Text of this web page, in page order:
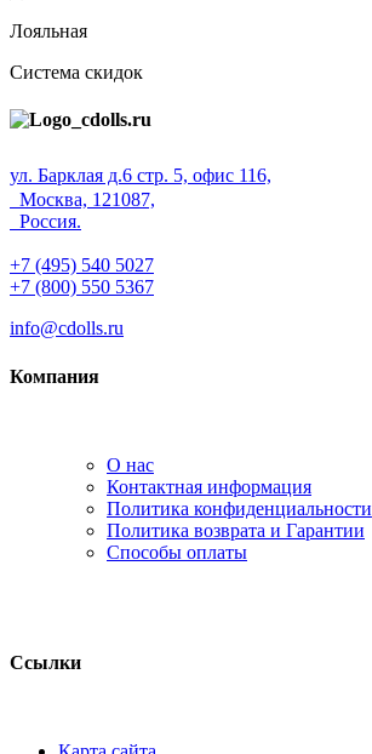
Лояльная
Система скидок
ул. Барклая д.6 стр. 5, офис 116,
Москва, 121087,
Россия.
+7 (495) 540 5027
+7 (800) 550 5367
info@cdolls.ru
Компания
О нас
Контактная информация
Политика конфиденциальности
Политика возврата и Гарантии
Способы оплаты
Ссылки